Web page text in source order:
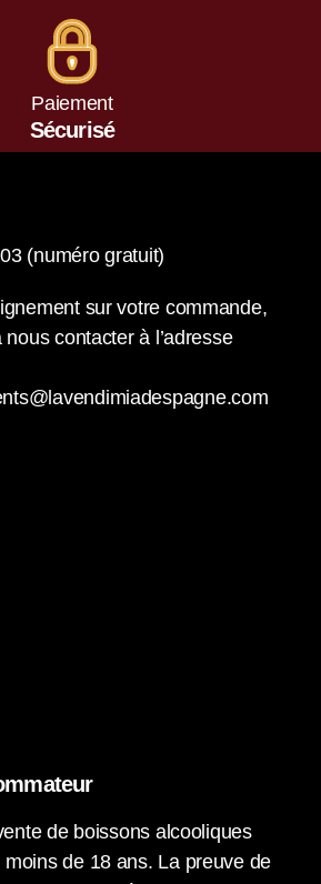
Paiement
Sécurisé
(numéro gratuit)
sur votre commande,
contacter à l’adresse
de boissons alcooliques
de 18 ans. La preuve de